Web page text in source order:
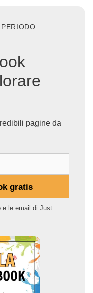
pagine da
gratis
e le email di Just